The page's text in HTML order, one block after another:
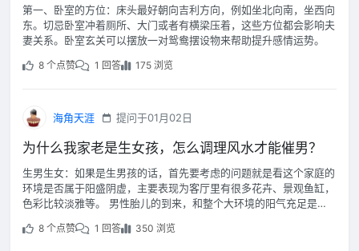
第一、卧室的方位：床头最好朝向吉利方向，例如坐北向南，坐西向
东。切忌卧室冲着厕所、大门或者有横梁压着，这些方位都会影响夫
妻关系。卧室玄关可以摆放一对鸳鸯摆设物来帮助提升感情运势。
8 个点赞 1 回答 175 浏览
海角天涯 提问于01月02日
为什么我家老是生女孩，怎么调理风水才能催男？
生男生女：如果是生男孩的话，首先要考虑的问题就是看这个家庭的
环境是否属于阳盛阴虚，主要表现为客厅里有很多花卉、景观鱼缸，
色彩比较淡雅等。 男性胎儿的到来，和整个大环境的阳气充足是分
8 个点赞 1 回答 350 浏览